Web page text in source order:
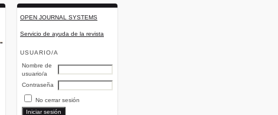
OPEN JOURNAL SYSTEMS
Servicio de ayuda de la revista
USUARIO/A
Nombre de
usuario/a
Contraseña
No cerrar sesión